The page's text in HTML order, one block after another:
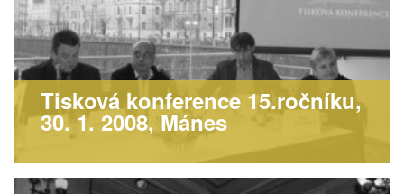
Tisková konference 15.ročníku,
30. 1. 2008, Mánes